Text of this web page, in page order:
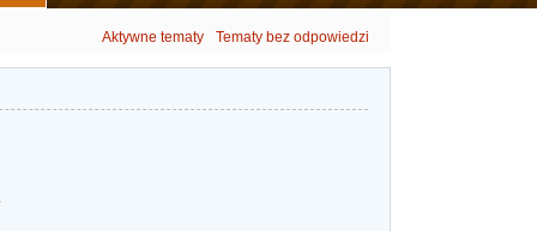
Aktywne tematy Tematy bez odpowiedzi